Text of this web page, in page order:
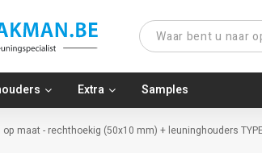
Extra Samples
maat - rechthoekig (50x10 mm) + leuninghouders